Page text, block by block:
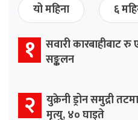
यो महिना
६
१
सवारी कारबाहीबाट
सङ्कलन
२
युक्रेनी ड्रोन समुद्री
मृत्यु, ४० घाइते